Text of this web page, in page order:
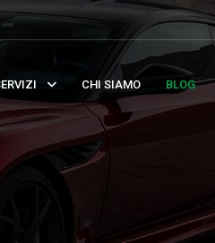
CHI SIAMO BLOG